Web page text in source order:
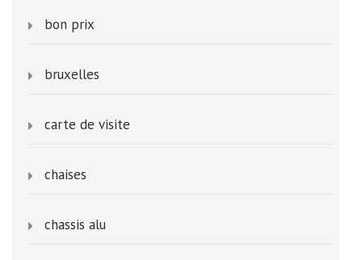
bon prix
bruxelles
carte de visite
chaises
chassis alu